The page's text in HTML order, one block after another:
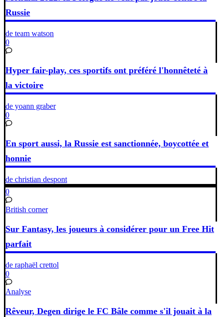
Russie
de team watson
0
Hyper fair-play, ces sportifs ont préféré l'honnêteté à
la victoire
de yoann graber
0
En sport aussi, la Russie est sanctionnée, boycottée et
honnie
de christian despont
0
British corner
Sur Fantasy, les joueurs à considérer pour un Free Hit
parfait
de raphaël crettol
0
Analyse
Rêveur, Degen dirige le FC Bâle comme s'il jouait à la